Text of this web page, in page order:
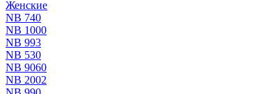
Женские
NB 740
NB 1000
NB 993
NB 530
NB 9060
NB 2002